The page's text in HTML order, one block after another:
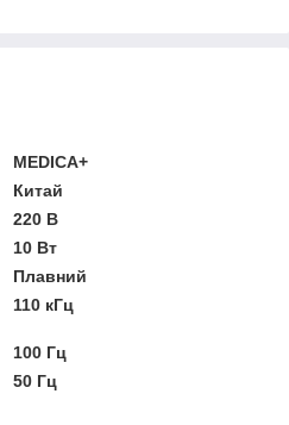
MEDICA+
Китай
220 В
10 Вт
Плавний
110 кГц
100 Гц
50 Гц